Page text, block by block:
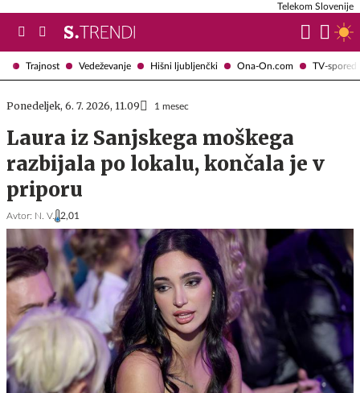
Trajnost Vedeževanje Hišni ljubljenčki Ona-On.com TV-spored
Telekom Slovenije
Ponedeljek, 6. 7. 2026, 11.09 1 mesec
Laura iz Sanjskega moškega
razbijala po lokalu, končala je v
priporu
Avtor: N. V. 2,01